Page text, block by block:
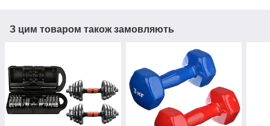
З цим товаром також замовляють